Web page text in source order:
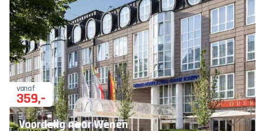
vanaf
359,-
Voordelig naar Wenen